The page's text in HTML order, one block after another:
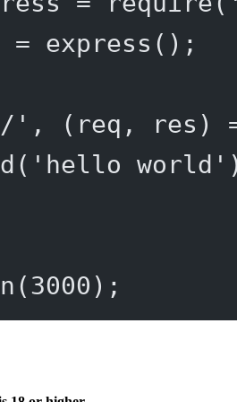
= express ();
' , ( req , res )
( 'hello world'
(3000 );